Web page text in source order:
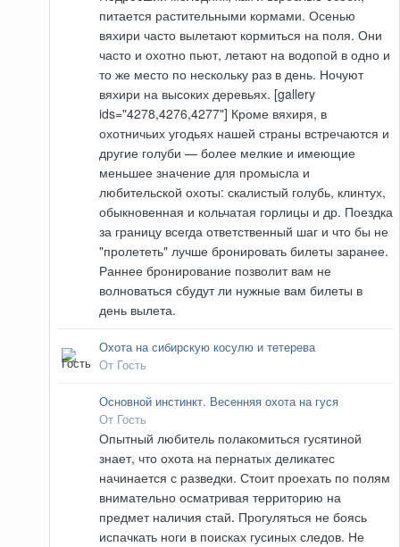
питается растительными кормами. Осенью
вяхири часто вылетают кормиться на поля. Они
часто и охотно пьют, летают на водопой в одно и
то же место по нескольку раз в день. Ночуют
вяхири на высоких деревьях. [gallery
ids="4278,4276,4277"] Кроме вяхиря, в
охотничьих угодьях нашей страны встречаются и
другие голуби — более мелкие и имеющие
меньшее значение для промысла и
любительской охоты: скалистый голубь, клинтух,
обыкновенная и кольчатая горлицы и др. Поездка
за границу всегда ответственный шаг и что бы не
"пролететь" лучше бронировать билеты заранее.
Раннее бронирование позволит вам не
волноваться сбудут ли нужные вам билеты в
день вылета.
Охота на сибирскую косулю и тетерева
От Гость
Основной инстинкт. Весенняя охота на гуся
От Гость
Опытный любитель полакомиться гусятиной
знает, что охота на пернатых деликатес
начинается с разведки. Стоит проехать по полям
внимательно осматривая территорию на
предмет наличия стай. Прогуляться не боясь
испачкать ноги в поисках гусиных следов. Не